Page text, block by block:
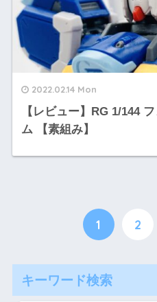
2022.02.14 Mon
【レビュー】RG 1/144
ム 【素組み】
1 2
キーワード検索